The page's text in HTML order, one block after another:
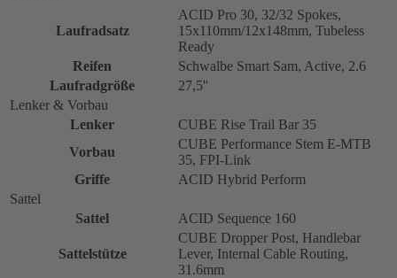
Laufradsatz
ACID Pro 30, 32/32 Spokes,
15x110mm/12x148mm, Tubeless
Ready
Reifen
Schwalbe Smart Sam, Active, 2.6
Laufradgröße
27,5''
Lenker & Vorbau
Lenker
CUBE Rise Trail Bar 35
Vorbau
CUBE Performance Stem E-MTB
35, FPI-Link
Griffe
ACID Hybrid Perform
Sattel
Sattel
ACID Sequence 160
Sattelstütze
CUBE Dropper Post, Handlebar
Lever, Internal Cable Routing,
31.6mm